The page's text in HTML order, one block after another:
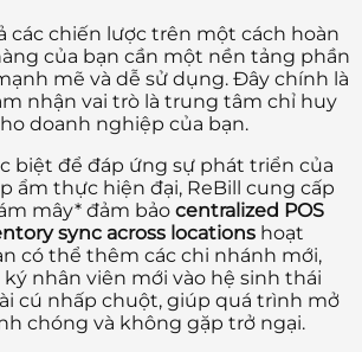
các chiến lược trên một cách hoàn
của bạn cần một nền tảng phần
mẽ và dễ sử dụng. Đây chính là
nhận vai trò là trung tâm chỉ huy
doanh nghiệp của bạn.
biệt để đáp ứng sự phát triển của
ẩm thực hiện đại, ReBill cung cấp
mây* đảm bảo centralized POS
sync across locations hoạt
có thể thêm các chi nhánh mới,
nhân viên mới vào hệ sinh thái
cú nhấp chuột, giúp quá trình mở
chóng và không gặp trở ngại.